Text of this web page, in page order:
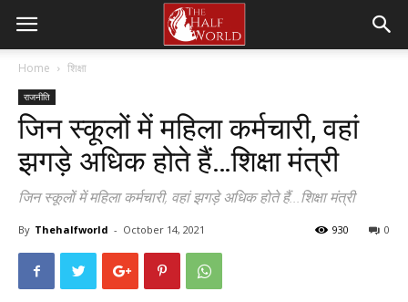
Home शिक्षा
राजनीति
जिन स्कूलों में महिला कर्मचारी, वहां
झगड़े अधिक होते हैं…शिक्षा मंत्री
जिन स्कूलों में महिला कर्मचारी, वहां झगड़े अधिक होते हैं...शिक्षा मंत्री
By Thehalfworld - October 14, 2021 0
930